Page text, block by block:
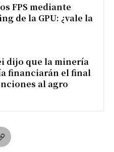
FPS mediante
de la GPU: ¿vale la
dijo que la minería
financiarán el final
al agro